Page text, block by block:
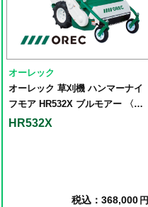
オーレック
オーレック 草刈機 ハンマーナイ
フモア HR532X ブルモアー 〈刈
幅520㎜〉
HR532X
税込：368,000 円